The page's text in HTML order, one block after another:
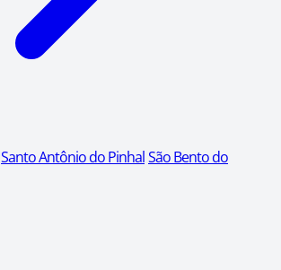
Santo Antônio do PinhalSão Bento do